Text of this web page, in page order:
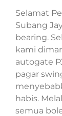
Selamat
Subang
bearing.
kami
autogate
pagar
habis.
semua